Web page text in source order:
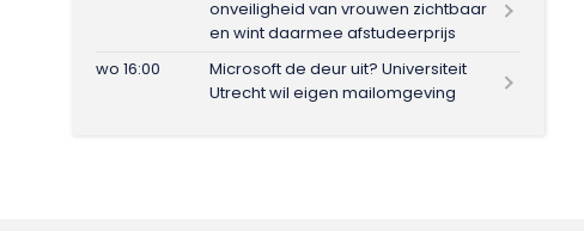
onveiligheid van vrouwen zichtbaar
en wint daarmee afstudeerprijs
wo 16:00
Microsoft de deur uit? Universiteit
Utrecht wil eigen mailomgeving